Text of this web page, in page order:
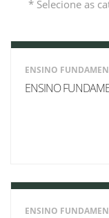
* Selecione as
ENSINO
ENSINO
ENSINO